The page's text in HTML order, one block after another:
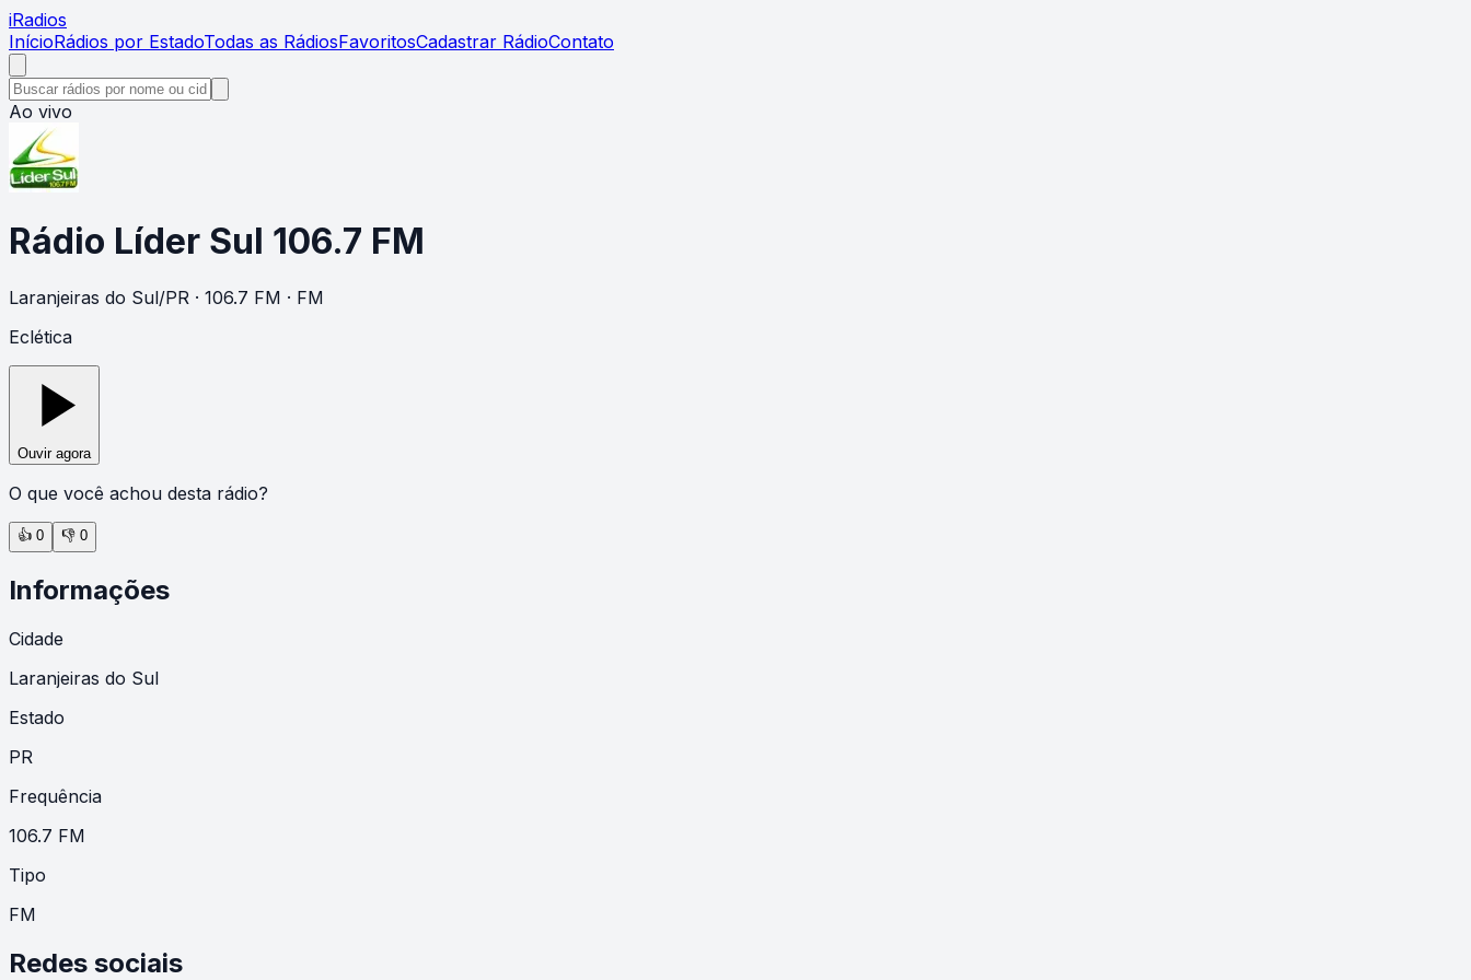
iRadios
InícioRádios por EstadoTodas as RádiosFavoritosCadastrar RádioContato
Ao vivo
Rádio Líder Sul 106.7 FM
Laranjeiras do Sul/PR · 106.7 FM · FM
Eclética
Ouvir agora
O que você achou desta rádio?
👍 0 👎 0
Informações
Cidade
Laranjeiras do Sul
Estado
PR
Frequência
106.7 FM
Tipo
FM
Redes sociais